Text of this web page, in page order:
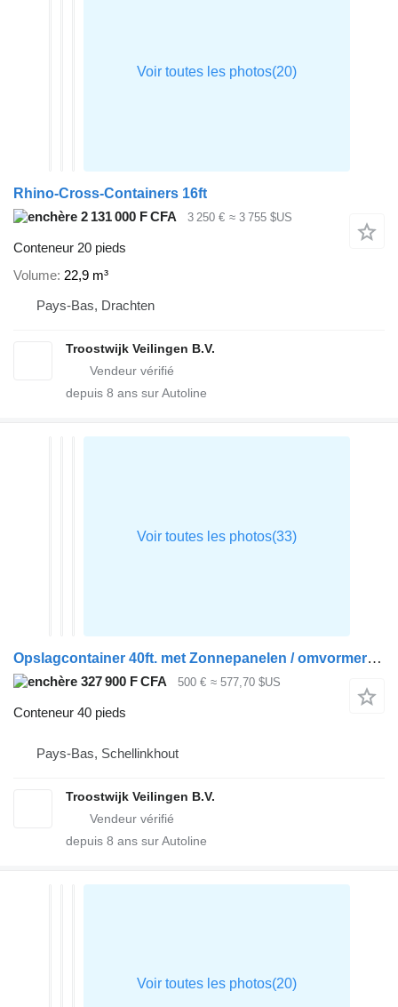
Rhino-Cross-Containers 16ft
2 131 000 F CFA
3 250 € ≈ 3 755 $US
Conteneur 20 pieds
Volume 22,9 m³
Pays-Bas, Drachten
Troostwijk Veilingen B.V.
depuis 8 ans sur Autoline
Opslagcontainer 40ft. met Zonnepanelen / omvormer (3x)
327 900 F CFA 500 € ≈ 577,70 $US
Conteneur 40 pieds
Pays-Bas, Schellinkhout
Troostwijk Veilingen B.V.
depuis 8 ans sur Autoline